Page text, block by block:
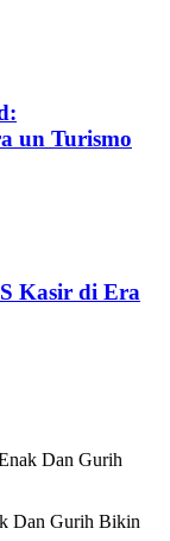
un Turismo
Kasir di Era
Dan Gurih